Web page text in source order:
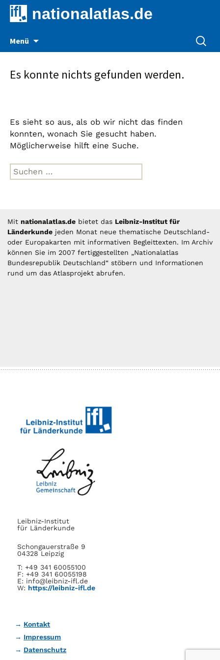
nationalatlas.de
Menü
Suche
nach:
Es konnte nichts gefunden werden.
Es sieht so aus, als ob wir nicht das finden
konnten, wonach Sie gesucht haben.
Möglicherweise hilft eine Suche.
Suche
nach:
Mit nationalatlas.de bietet das Leibniz-Institut für
Länderkunde jeden Monat neue thematische Deutschland-
oder Europakarten mit informativen Begleittexten. Im Archiv
können Sie im 2007 fertiggestellten „Nationalatlas
Bundesrepublik Deutschland“ stöbern und Informationen
rund um das Atlasprojekt abrufen.
Leibniz-Institut
für Länderkunde
Schongauerstraße 9
04328 Leipzig
T: +49 341 60055100
F: +49 341 60055198
E: info@leibniz-ifl.de
W: https://leibniz-ifl.de
Kontakt
Impressum
Datenschutz